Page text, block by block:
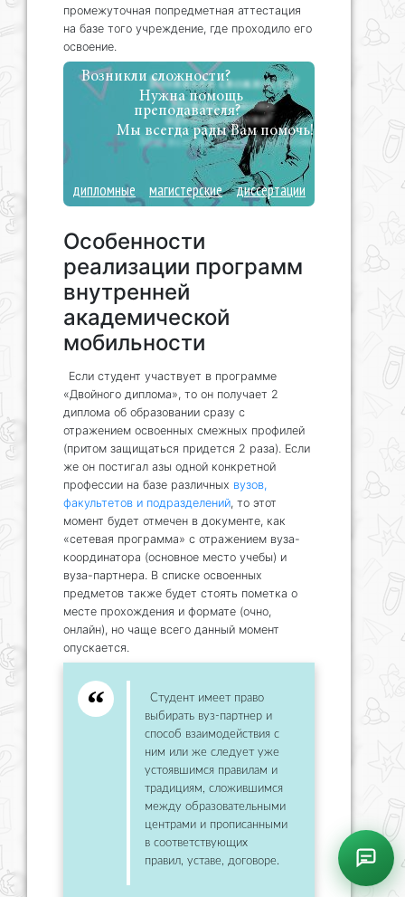
промежуточная попредметная аттестация
на базе того учреждение, где проходило его
освоение.
Возникли сложности?
Нужна помощь
преподавателя?
Мы всегда рады Вам помочь!
дипломные магистерские диссертации
Особенности
реализации программ
внутренней
академической
мобильности
Если студент участвует в программе
«Двойного диплома», то он получает 2
диплома об образовании сразу с
отражением освоенных смежных профилей
(притом защищаться придется 2 раза). Если
же он постигал азы одной конкретной
профессии на базе различных вузов,
факультетов и подразделений, то этот
момент будет отмечен в документе, как
«сетевая программа» с отражением вуза-
координатора (основное место учебы) и
вуза-партнера. В списке освоенных
предметов также будет стоять пометка о
месте прохождения и формате (очно,
онлайн), но чаще всего данный момент
опускается.
Студент имеет право
выбирать вуз-партнер и
способ взаимодействия с
ним или же следует уже
устоявшимся правилам и
традициям, сложившимся
между образовательными
центрами и прописанными
в соответствующих
правил, уставе, договоре.